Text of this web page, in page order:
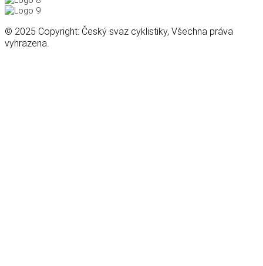
© 2025 Copyright: Český svaz cyklistiky, Všechna práva
vyhrazena.